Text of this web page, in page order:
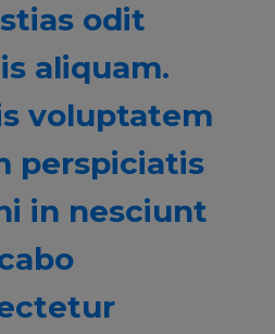
odit
aliquam.
voluptatem
perspiciatis
in nesciunt